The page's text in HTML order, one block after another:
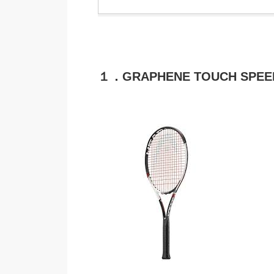
１． GRAPHENE TOUCH